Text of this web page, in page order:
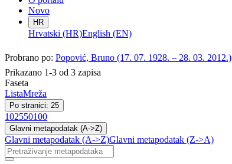
Novo
HR
Hrvatski (HR)English (EN)
Probrano po: Popović, Bruno (17. 07. 1928. – 28. 03. 2012.)
Prikazano 1-3 od 3 zapisa
Faseta
ListaMreža
Po stranici: 25
102550100
Glavni metapodatak (A->Z)
Glavni metapodatak (A->Z)Glavni metapodatak (Z->A)